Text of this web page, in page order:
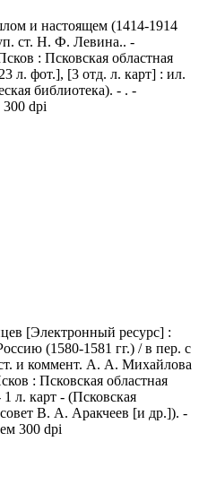
и настоящем (1414-1914
ст. Н. Ф. Левина.. -
: Псковская областная
л. фот.], [3 отд. л. карт] : ил.
библиотека). - . -
dpi
[Электронный ресурс] :
(1580-1581 гг.) / в пер. с
и коммент. А. А. Михайлова
: Псковская областная
л. карт - (Псковская
В. А. Аракчеев [и др.]). -
300 dpi